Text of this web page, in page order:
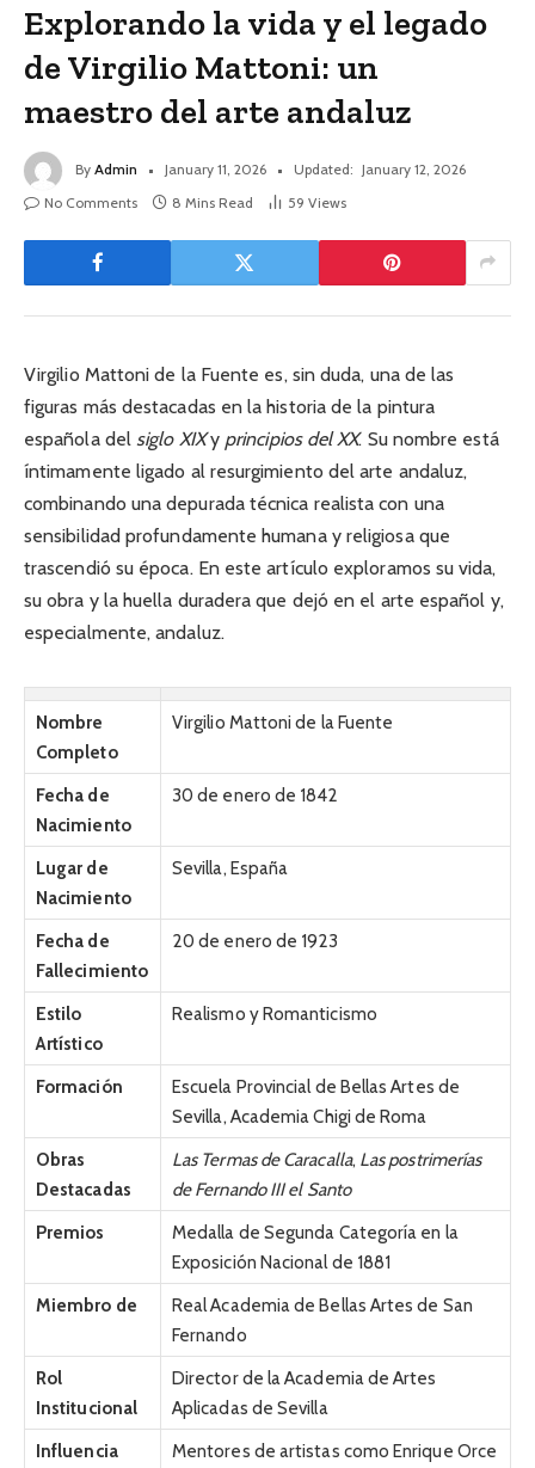
Explorando la vida y el legado
de Virgilio Mattoni: un
maestro del arte andaluz
By Admin January 11, 2026 Updated: January 12, 2026
No Comments
8 Mins Read 59 Views
Virgilio Mattoni de la Fuente es, sin duda, una de las
figuras más destacadas en la historia de la pintura
española del siglo XIXy principios del XX. Su nombre está
íntimamente ligado al resurgimiento del arte andaluz,
combinando una depurada técnica realista con una
sensibilidad profundamente humana y religiosa que
trascendió su época. En este artículo exploramos su vida,
su obra y la huella duradera que dejó en el arte español y,
especialmente, andaluz.
Nombre
Completo
Virgilio Mattoni de la Fuente
Fecha de
Nacimiento
30 de enero de 1842
Lugar de
Nacimiento
Sevilla, España
Fecha de
Fallecimiento
20 de enero de 1923
Estilo
Artístico
Realismo y Romanticismo
Formación
Escuela Provincial de Bellas Artes de
Sevilla, Academia Chigi de Roma
Obras
Destacadas
Las Termas de Caracalla, Las postrimerías
de Fernando III el Santo
Premios
Medalla de Segunda Categoría en la
Exposición Nacional de 1881
Miembro de
Real Academia de Bellas Artes de San
Fernando
Rol
Institucional
Director de la Academia de Artes
Aplicadas de Sevilla
Influencia
Mentores de artistas como Enrique Orce